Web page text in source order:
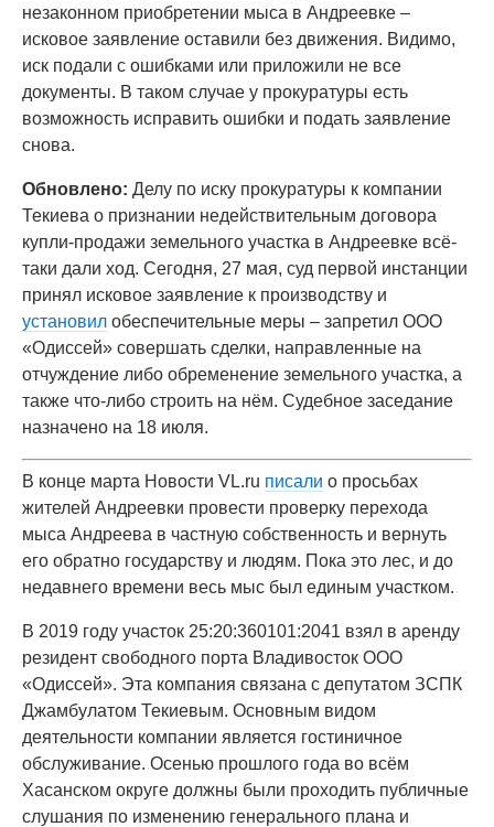
незаконном приобретении мыса в Андреевке –
исковое заявление оставили без движения. Видимо,
иск подали с ошибками или приложили не все
документы. В таком случае у прокуратуры есть
возможность исправить ошибки и подать заявление
снова.
Обновлено: Делу по иску прокуратуры к компании
Текиева о признании недействительным договора
купли-продажи земельного участка в Андреевке всё-
таки дали ход. Сегодня, 27 мая, суд первой инстанции
принял исковое заявление к производству и
установил обеспечительные меры – запретил ООО
«Одиссей» совершать сделки, направленные на
отчуждение либо обременение земельного участка, а
также что-либо строить на нём. Судебное заседание
назначено на 18 июля.
В конце марта Новости VL.ru писали о просьбах
жителей Андреевки провести проверку перехода
мыса Андреева в частную собственность и вернуть
его обратно государству и людям. Пока это лес, и до
недавнего времени весь мыс был единым участком.
В 2019 году участок 25:20:360101:2041 взял в аренду
резидент свободного порта Владивосток ООО
«Одиссей». Эта компания связана с депутатом ЗСПК
Джамбулатом Текиевым. Основным видом
деятельности компании является гостиничное
обслуживание. Осенью прошлого года во всём
Хасанском округе должны были проходить публичные
слушания по изменению генерального плана и